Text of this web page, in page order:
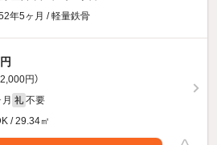
年5ヶ月 / 軽量鉄骨
円）
礼 不要
/ 29.34㎡